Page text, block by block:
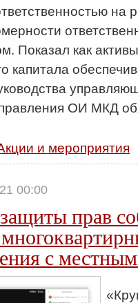
на
Показал как
капитала
ОИ МКД
и мероприятия
00:00
прав
с